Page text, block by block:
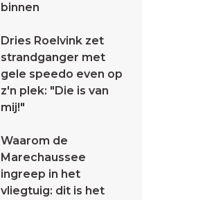
binnen
Dries Roelvink zet
strandganger met
gele speedo even op
z'n plek: "Die is van
mij!"
Waarom de
Marechaussee
ingreep in het
vliegtuig: dit is het